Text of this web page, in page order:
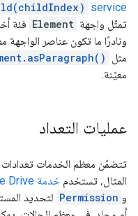
service
تمثّل واجهة Element فئة
ونادرًا ما تكون عناصر
مثل
معيّنة.
عمليات التعداد
تتضمّن معظم الخدمات تعدادات
المثال، تستخدم خدمة Google Drive
و Permission لتحديد